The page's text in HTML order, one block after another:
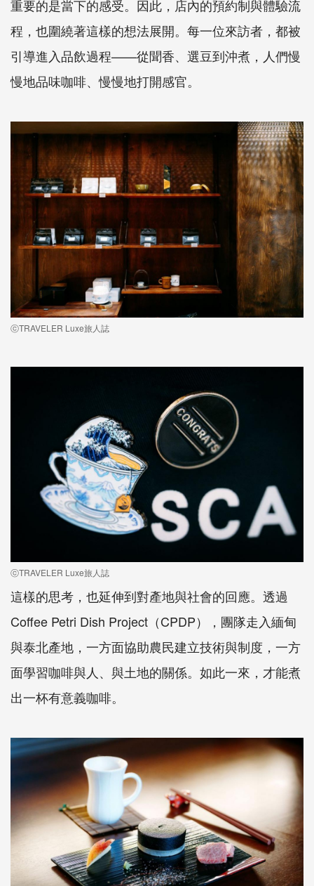
重要的是當下的感受。因此，店內的預約制與體驗流
程，也圍繞著這樣的想法展開。每一位來訪者，都被
引導進入品飲過程——從聞香、選豆到沖煮，人們慢
慢地品味咖啡、慢慢地打開感官。
ⓒTRAVELER Luxe旅人誌
ⓒTRAVELER Luxe旅人誌
這樣的思考，也延伸到對產地與社會的回應。透過
Coffee Petri Dish Project（CPDP），團隊走入緬甸
與泰北產地，一方面協助農民建立技術與制度，一方
面學習咖啡與人、與土地的關係。如此一來，才能煮
出一杯有意義咖啡。